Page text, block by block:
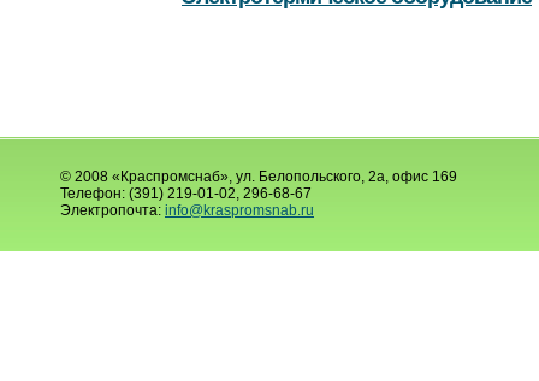
© 2008 «Краспромснаб», ул. Белопольского, 2а, офис 169
Телефон: (391) 219-01-02, 296-68-67
Электропочта: info@kraspromsnab.ru